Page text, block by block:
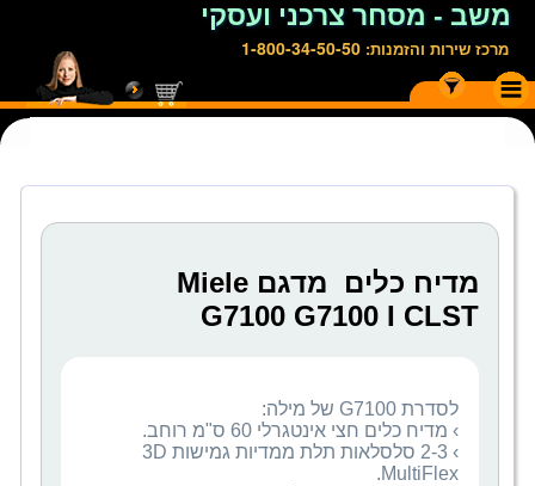
משב - מסחר צרכני ועסקי
מרכז שירות והזמנות: 1-800-34-50-50
מדיח כלים מדגם Miele
G7100 G7100 I CLST
› 2-3 סלסלאות תלת ממדיות גמישות 3D